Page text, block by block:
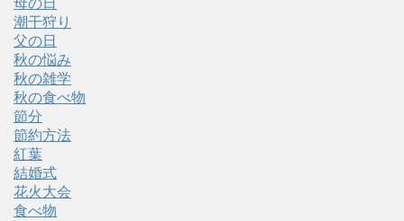
潮干狩り
父の日
秋の悩み
秋の雑学
秋の食べ物
節分
節約方法
紅葉
結婚式
花火大会
食べ物